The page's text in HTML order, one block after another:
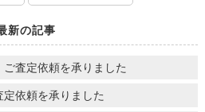
新の記事
査定依頼を承りました
依頼を承りました